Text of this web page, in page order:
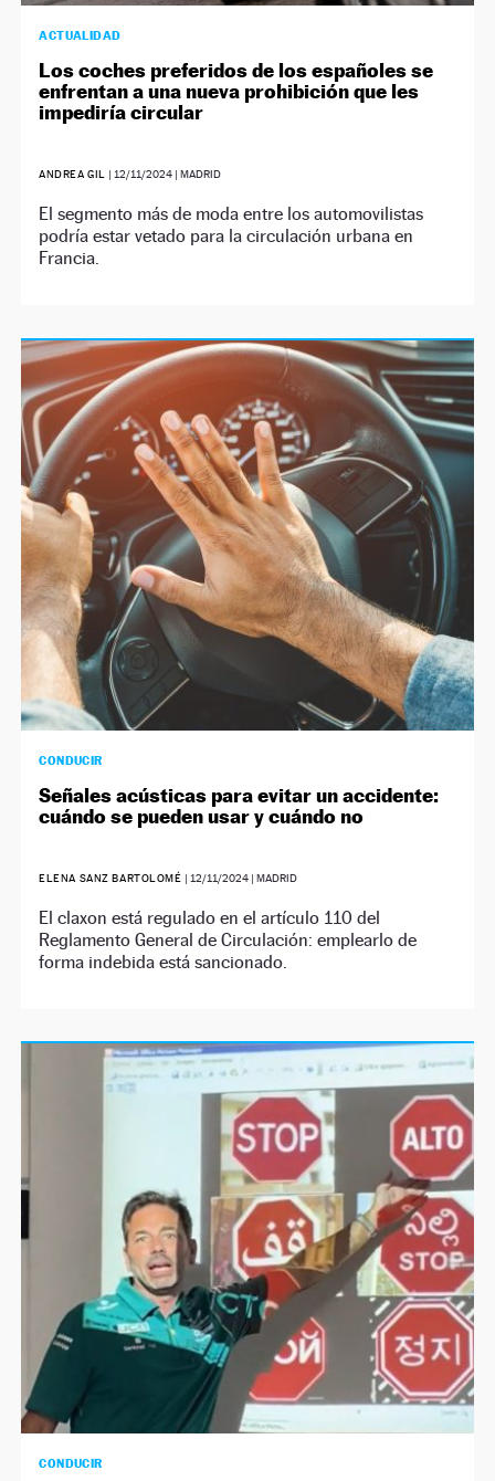
ACTUALIDAD
Los coches preferidos de los españoles se
enfrentan a una nueva prohibición que les
impediría circular
ANDREA GIL | 12/11/2024| MADRID
El segmento más de moda entre los automovilistas
podría estar vetado para la circulación urbana en
Francia.
CONDUCIR
Señales acústicas para evitar un accidente:
cuándo se pueden usar y cuándo no
ELENA SANZ BARTOLOMÉ | 12/11/2024| MADRID
El claxon está regulado en el artículo 110 del
Reglamento General de Circulación: emplearlo de
forma indebida está sancionado.
CONDUCIR